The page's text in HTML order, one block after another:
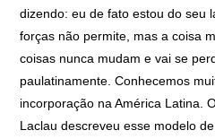
dizendo: eu de fato estou do seu
forças não permite, mas a coisa
coisas nunca mudam e vai se
paulatinamente. Conhecemos
incorporação na América Latina.
Laclau descreveu esse modelo